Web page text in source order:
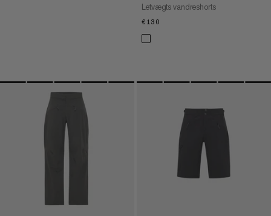
Letvægts vandreshorts
€130